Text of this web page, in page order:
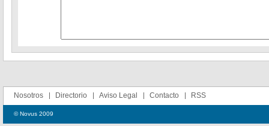
Nosotros Directorio Aviso Legal Contacto RSS
© Novus 2009